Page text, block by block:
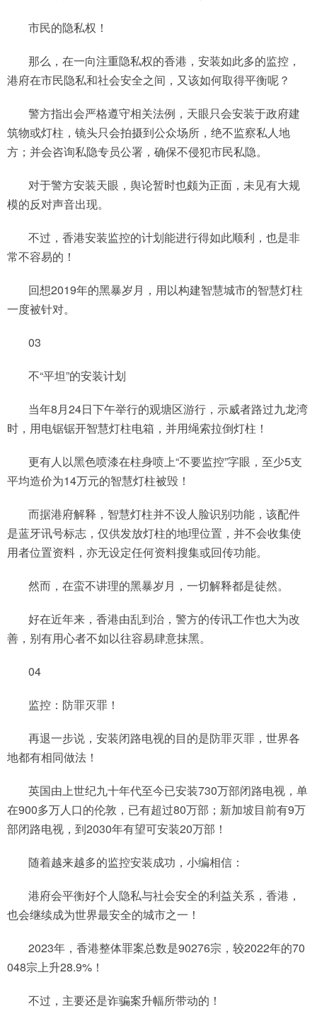
市民的隐私权！
那么，在一向注重隐私权的香港，安装如此多的监控，
港府在市民隐私和社会安全之间，又该如何取得平衡呢？
警方指出会严格遵守相关法例，天眼只会安装于政府建
筑物或灯柱，镜头只会拍摄到公众场所，绝不监察私人地
方；并会咨询私隐专员公署，确保不侵犯市民私隐。
对于警方安装天眼，舆论暂时也颇为正面，未见有大规
模的反对声音出现。
不过，香港安装监控的计划能进行得如此顺利，也是非
常不容易的！
回想2019年的黑暴岁月，用以构建智慧城市的智慧灯柱
一度被针对。
03
不“平坦”的安装计划
当年8月24日下午举行的观塘区游行，示威者路过九龙湾
时，用电锯锯开智慧灯柱电箱，并用绳索拉倒灯柱！
更有人以黑色喷漆在柱身喷上“不要监控”字眼，至少5支
平均造价为14万元的智慧灯柱被毁！
而据港府解释，智慧灯柱并不设人脸识别功能，该配件
是蓝牙讯号标志，仅供发放灯柱的地理位置，并不会收集使
用者位置资料，亦无设定任何资料搜集或回传功能。
然而，在蛮不讲理的黑暴岁月，一切解释都是徒然。
好在近年来，香港由乱到治，警方的传讯工作也大为改
善，别有用心者不如以往容易肆意抹黑。
04
监控：防罪灭罪！
再退一步说，安装闭路电视的目的是防罪灭罪，世界各
地都有相同做法！
英国由上世纪九十年代至今已安装730万部闭路电视，单
在900多万人口的伦敦，已有超过80万部；新加坡目前有9万
部闭路电视，到2030年有望可安装20万部！
随着越来越多的监控安装成功，小编相信：
港府会平衡好个人隐私与社会安全的利益关系，香港，
也会继续成为世界最安全的城市之一！
2023年，香港整体罪案总数是90276宗，较2022年的70
048宗上升28.9%！
不过，主要还是诈骗案升幅所带动的！